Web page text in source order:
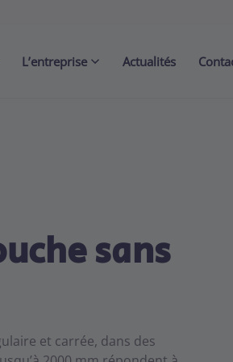
L’entreprise Actualités
sans
et carrée, dans des